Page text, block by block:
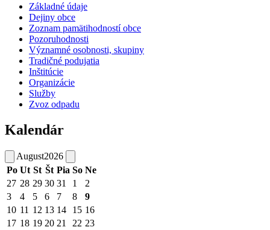
Základné údaje
Dejiny obce
Zoznam pamätihodností obce
Pozoruhodnosti
Významné osobnosti, skupiny
Tradičné podujatia
Inštitúcie
Organizácie
Služby
Zvoz odpadu
Kalendár
August2026
Po Ut St Št Pia So Ne
27 28 29 30 31 1
2
3
4 5 6 7 8
9
10 11 12 13 14 15 16
17 18 19 20 21 22 23